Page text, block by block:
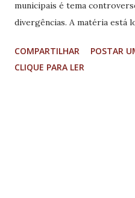
municipais é tema
divergências. A matéria está
segura e clara sobre o tema,
a jurisprudência pátrias. No
COMPARTILHAR
POSTAR
CLIQUE PARA LER